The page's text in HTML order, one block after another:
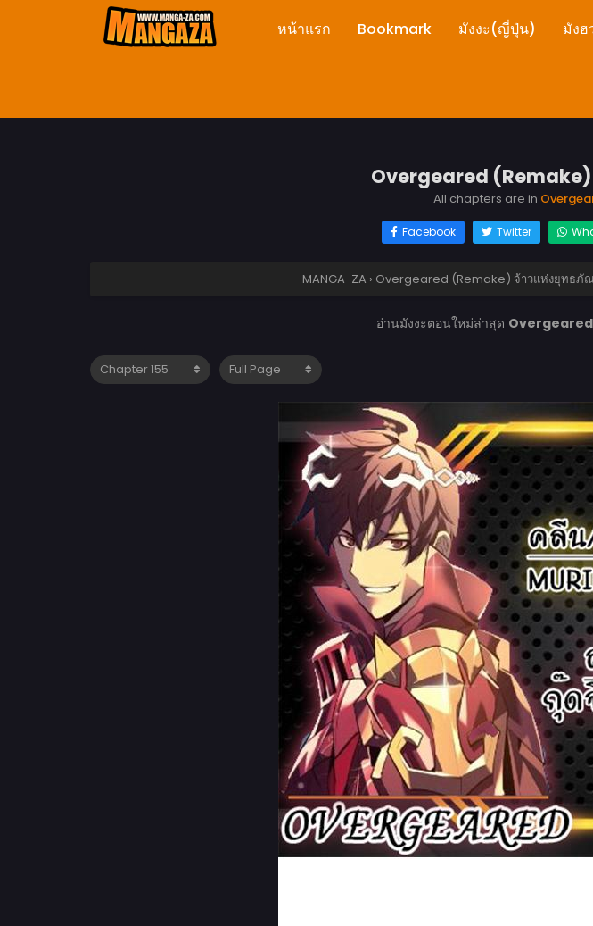
หน้าแรก Bookmark มังงะ(ญี่ปุ่น) มังฮ
Overgeared
All chapters are in
Facebook Twitter
MANGA-ZA › Overgeared (Remake) จ้าวแห่งยุทธภั
อ่านมังงะตอนใหม่ล่าสุด Overgeared